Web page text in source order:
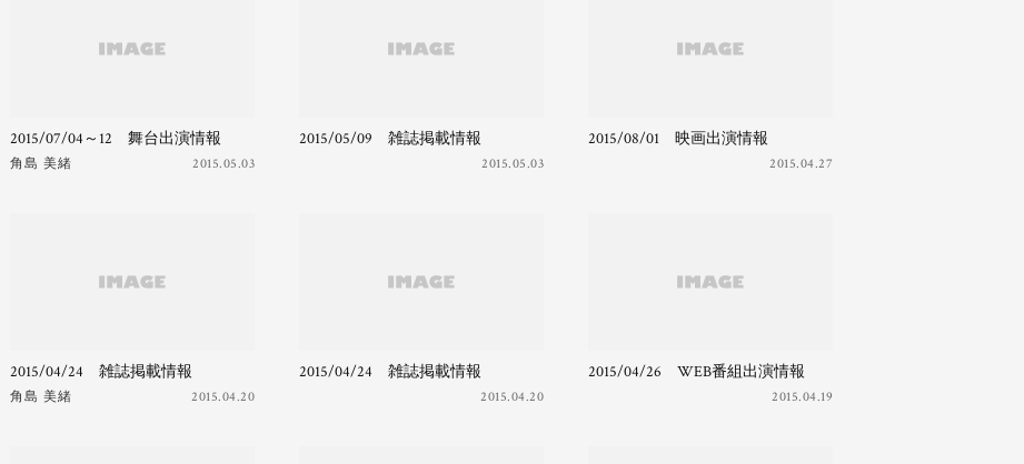
2015/07/04～12 舞台出演情報
角島 美緒 2015.05.03
2015/05/09 雑誌掲載情報
2015.05.03
2015/08/01 映画出演情報
2015.04.27
2015/04/24 雑誌掲載情報
角島 美緒 2015.04.20
2015/04/24 雑誌掲載情報
2015.04.20
2015/04/26 WEB番組出演情報
2015.04.19